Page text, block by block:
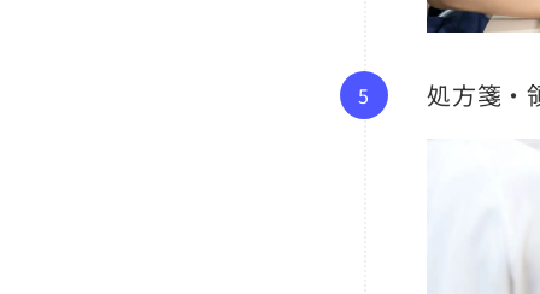
処方箋・